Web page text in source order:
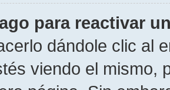
para reactivar
dándole clic al
viendo el mismo,